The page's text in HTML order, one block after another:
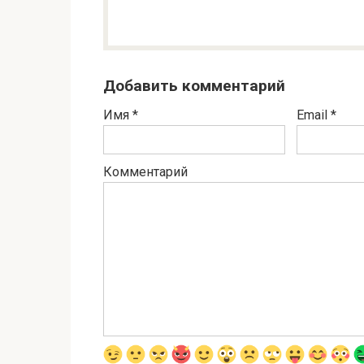
Добавить комментарий
Имя * Email *
Комментарий